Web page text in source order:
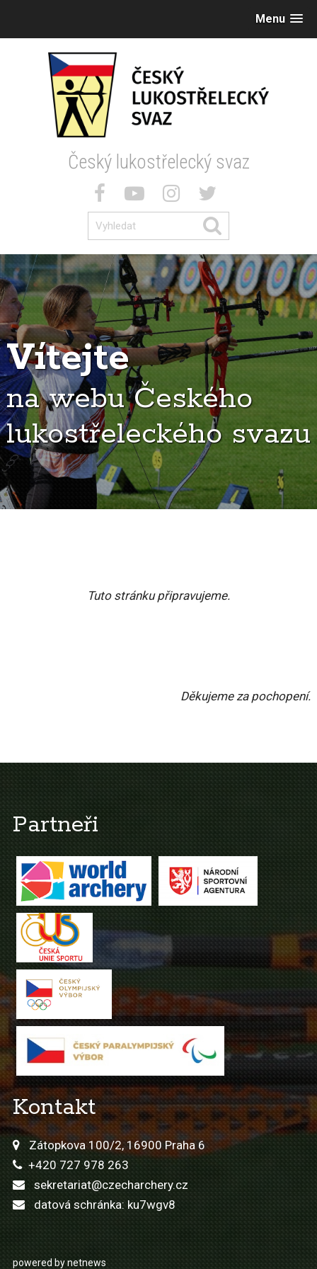
Menu
Český lukostřelecký svaz
Vítejte
na webu Českého
lukostřeleckého svazu
Tuto stránku připravujeme.
Děkujeme za pochopení.
Partneři
Kontakt
Zátopkova 100/2, 16900 Praha 6
+420 727 978 263
sekretariat@czecharchery.cz
datová schránka: ku7wgv8
powered by netnews